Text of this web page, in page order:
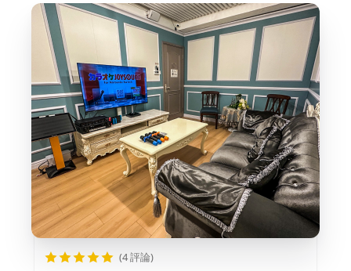
(4 評論)